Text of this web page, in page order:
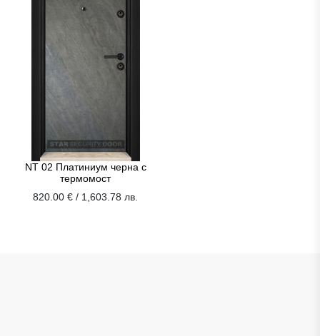
NT 02 Платиниум черна с
термомост
820.00 € / 1,603.78 лв.